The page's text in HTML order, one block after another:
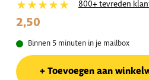
★★★★★ 800+ tevreden
2,50
Binnen 5 minuten in je mailbox
Toevoegen aan